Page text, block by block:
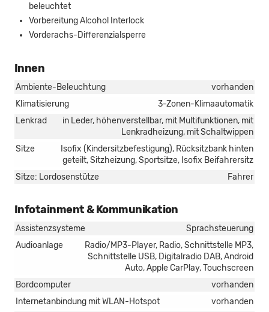
beleuchtet
Vorbereitung Alcohol Interlock
Vorderachs-Differenzialsperre
Innen
Ambiente-Beleuchtung
vorhanden
Klimatisierung
3-Zonen-Klimaautomatik
Lenkrad
in Leder, höhenverstellbar, mit Multifunktionen, mit
Lenkradheizung, mit Schaltwippen
Sitze
Isofix (Kindersitzbefestigung), Rücksitzbank hinten
geteilt, Sitzheizung, Sportsitze, Isofix Beifahrersitz
Sitze: Lordosenstütze
Fahrer
Infotainment & Kommunikation
Assistenzsysteme
Sprachsteuerung
Audioanlage
Radio/MP3-Player, Radio, Schnittstelle MP3,
Schnittstelle USB, Digitalradio DAB, Android
Auto, Apple CarPlay, Touchscreen
Bordcomputer
vorhanden
Internetanbindung mit WLAN-Hotspot
vorhanden